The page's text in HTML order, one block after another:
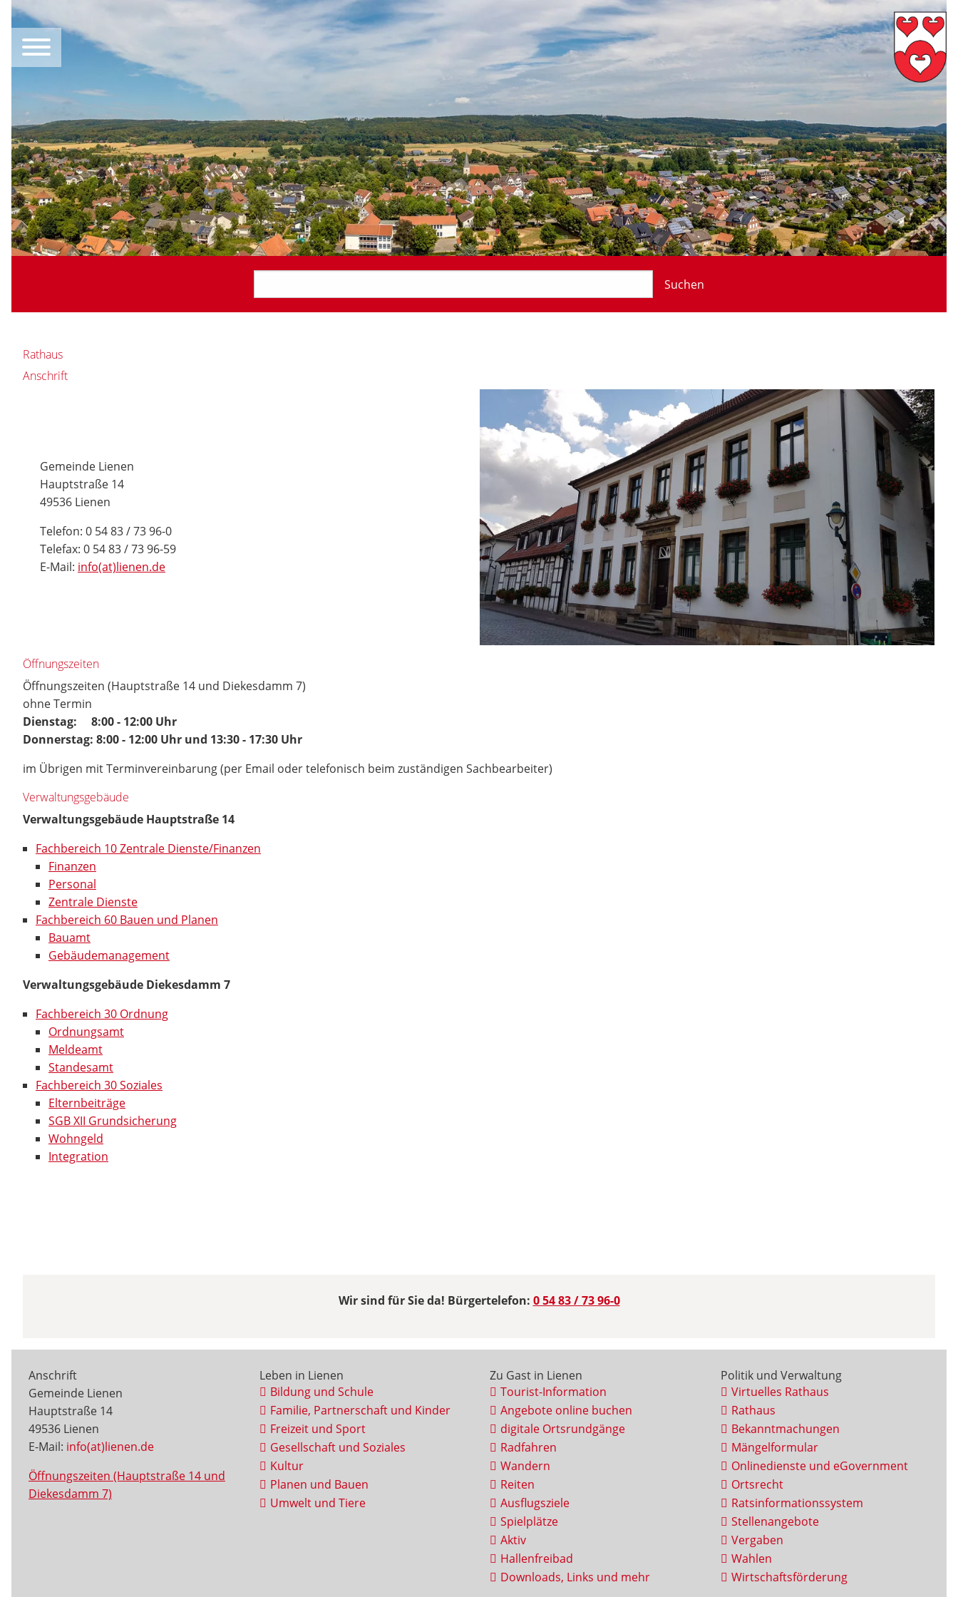
Suchen
Rathaus
Anschrift
Gemeinde Lienen
Hauptstraße 14
49536 Lienen
Telefon: 0 54 83 / 73 96-0
Telefax: 0 54 83 / 73 96-59
E-Mail: info(at)lienen.de
Öffnungszeiten
Öffnungszeiten (Hauptstraße 14 und Diekesdamm 7)
ohne Termin
Dienstag: 8:00 - 12:00 Uhr
Donnerstag: 8:00 - 12:00 Uhr und 13:30 - 17:30 Uhr
im Übrigen mit Terminvereinbarung (per Email oder telefonisch beim zuständigen Sachbearbeiter)
Verwaltungsgebäude
Verwaltungsgebäude Hauptstraße 14
Fachbereich 10 Zentrale Dienste/Finanzen
Finanzen
Personal
Zentrale Dienste
Fachbereich 60 Bauen und Planen
Bauamt
Gebäudemanagement
Verwaltungsgebäude Diekesdamm 7
Fachbereich 30 Ordnung
Ordnungsamt
Meldeamt
Standesamt
Fachbereich 30 Soziales
Elternbeiträge
SGB XII Grundsicherung
Wohngeld
Integration
Wir sind für Sie da! Bürgertelefon: 0 54 83 / 73 96-0
Anschrift
Gemeinde Lienen
Hauptstraße 14
49536 Lienen
E-Mail: info(at)lienen.de
Öffnungszeiten (Hauptstraße 14 und
Diekesdamm 7)
Leben in Lienen
Bildung und Schule
Familie, Partnerschaft und Kinder
Freizeit und Sport
Gesellschaft und Soziales
Kultur
Planen und Bauen
Umwelt und Tiere
Zu Gast in Lienen
Tourist-Information
Angebote online buchen
digitale Ortsrundgänge
Radfahren
Wandern
Reiten
Ausflugsziele
Spielplätze
Aktiv
Hallenfreibad
Downloads, Links und mehr
Politik und Verwaltung
Virtuelles Rathaus
Rathaus
Bekanntmachungen
Mängelformular
Onlinedienste und eGovernment
Ortsrecht
Ratsinformationssystem
Stellenangebote
Vergaben
Wahlen
Wirtschaftsförderung